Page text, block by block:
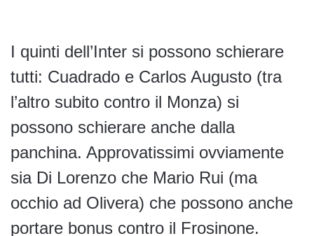
I quinti dell’Inter si possono schierare
tutti: Cuadrado e Carlos Augusto (tra
l’altro subito contro il Monza) si
possono schierare anche dalla
panchina. Approvatissimi ovviamente
sia Di Lorenzo che Mario Rui (ma
occhio ad Olivera) che possono anche
portare bonus contro il Frosinone.